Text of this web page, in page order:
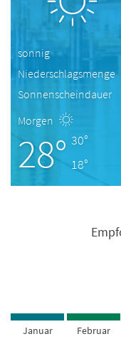
sonnig
Niederschlagsmenge
Sonnenscheindauer
Morgen
28° 30°
18°
Januar Februar